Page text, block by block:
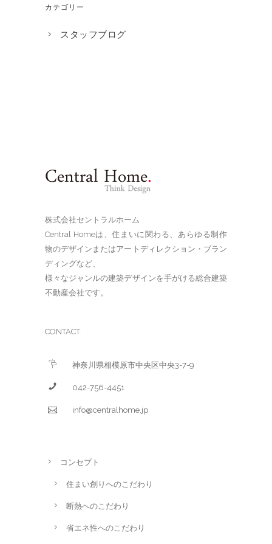
カテゴリー
スタッフブログ
株式会社セントラルホーム
Central Homeは、住まいに関わる、あらゆる制作
物のデザインまたはアートディレクション・ブラン
ディングなど、
様々なジャンルの建築デザインを手がける総合建築
不動産会社です。
CONTACT
神奈川県相模原市中央区中央3-7-9
042-756-4451
info@centralhome.jp
コンセプト
住まい創りへのこだわり
断熱へのこだわり
省エネ性へのこだわり